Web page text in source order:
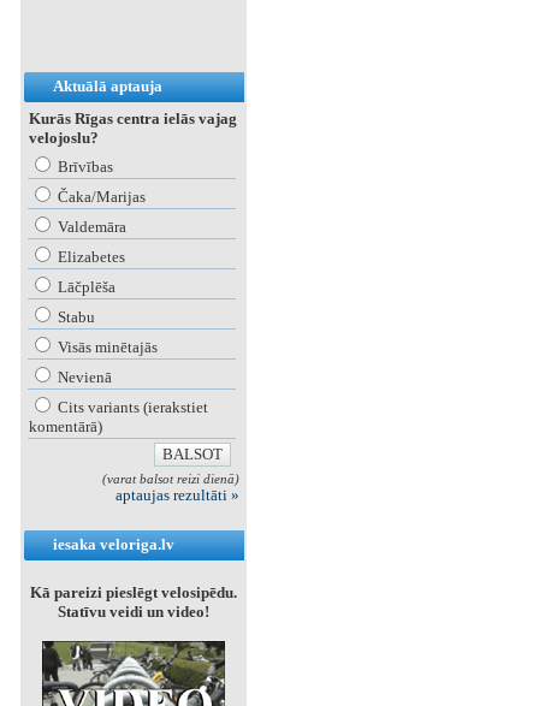
Aktuālā aptauja
Kurās Rīgas centra ielās vajag
velojoslu?
Brīvības
Čaka/Marijas
Valdemāra
Elizabetes
Lāčplēša
Stabu
Visās minētajās
Nevienā
Cits variants (ierakstiet
komentārā)
(varat balsot reizi dienā)
aptaujas rezultāti »
iesaka veloriga.lv
Kā pareizi pieslēgt velosipēdu.
Statīvu veidi un video!